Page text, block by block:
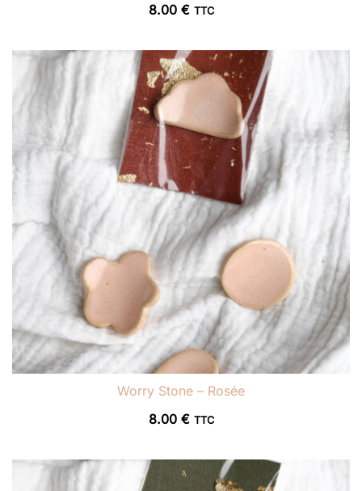
8.00 € TTC
Worry Stone – Rosée
8.00 € TTC